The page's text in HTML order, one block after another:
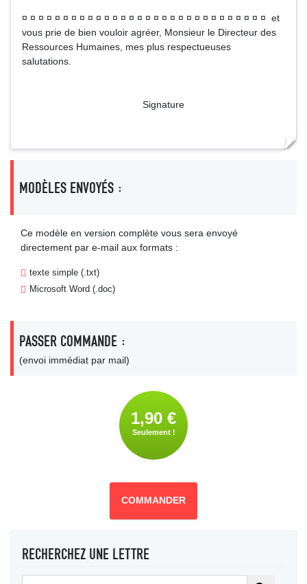
¤ ¤ ¤ ¤ ¤ ¤ ¤ ¤ ¤ ¤ ¤ ¤ ¤ ¤ ¤ ¤ ¤ ¤ ¤ ¤ ¤ ¤ ¤ ¤ ¤ ¤ ¤ ¤ ¤ ¤ et
vous prie de bien vouloir agréer, Monsieur le Directeur des
Ressources Humaines, mes plus respectueuses
salutations.
Signature
MODÈLES ENVOYÉS :
Ce modèle en version complète vous sera envoyé
directement par e-mail aux formats :
texte simple (.txt)
Microsoft Word (.doc)
PASSER COMMANDE :
(envoi immédiat par mail)
1,90 €
Seulement !
COMMANDER
RECHERCHEZ UNE LETTRE